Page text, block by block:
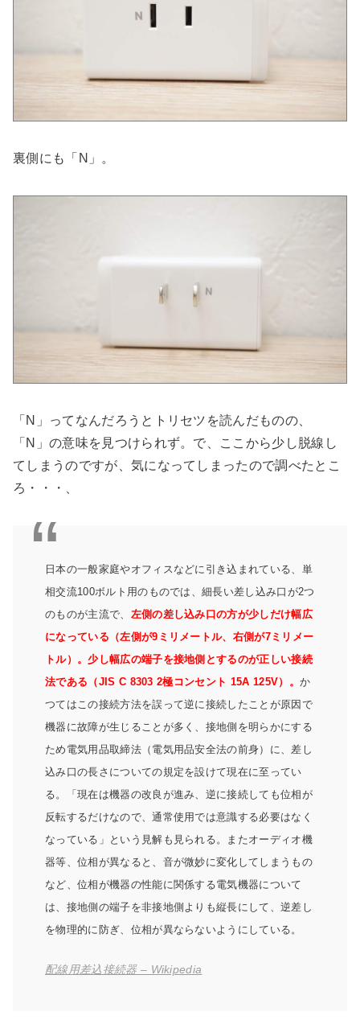
裏側にも「N」。
「N」ってなんだろうとトリセツを読んだものの、
「N」の意味を見つけられず。で、ここから少し脱線し
てしまうのですが、気になってしまったので調べたとこ
ろ・・・、
日本の一般家庭やオフィスなどに引き込まれている、単
相交流100ボルト用のものでは、細長い差し込み口が2つ
のものが主流で、 左側の差し込み口の方が少しだけ幅広
になっている（左側が9ミリメートル、右側が7ミリメー
トル）。少し幅広の端子を接地側とするのが正しい接続
法である（JIS C 8303 2極コンセント 15A 125V）。 か
つてはこの接続方法を誤って逆に接続したことが原因で
機器に故障が生じることが多く、接地側を明らかにする
ため電気用品取締法（電気用品安全法の前身）に、差し
込み口の長さについての規定を設けて現在に至ってい
る。「現在は機器の改良が進み、逆に接続しても位相が
反転するだけなので、通常使用では意識する必要はなく
なっている」という見解も見られる。またオーディオ機
器等、位相が異なると、音が微妙に変化してしまうもの
など、位相が機器の性能に関係する電気機器について
は、接地側の端子を非接地側よりも縦長にして、逆差し
を物理的に防ぎ、位相が異ならないようにしている。
配線用差込接続器 – Wikipedia